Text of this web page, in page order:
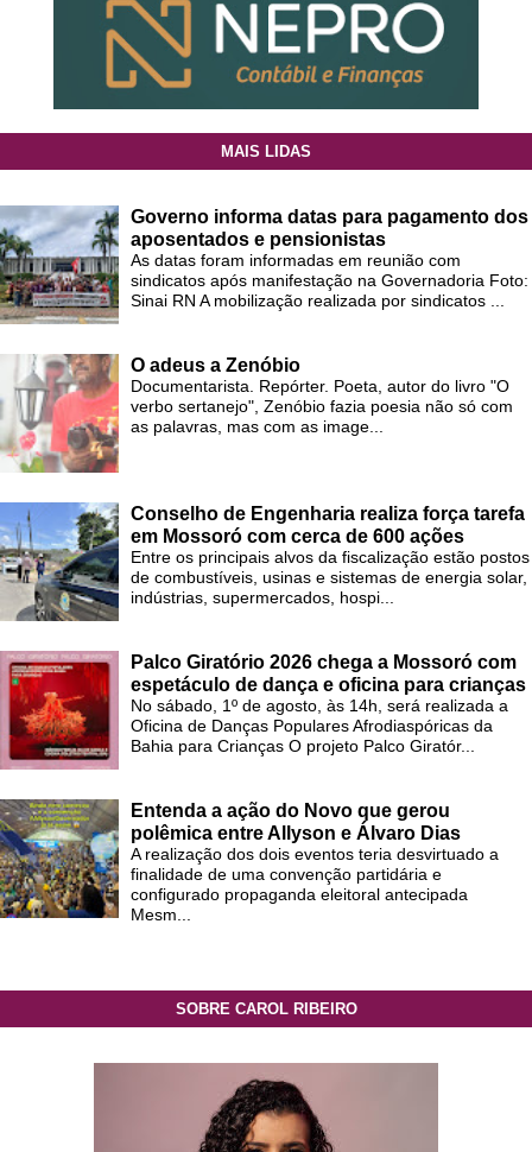
MAIS LIDAS
Governo informa datas para pagamento dos
aposentados e pensionistas
As datas foram informadas em reunião com
sindicatos após manifestação na Governadoria Foto:
Sinai RN A mobilização realizada por sindicatos ...
O adeus a Zenóbio
Documentarista. Repórter. Poeta, autor do livro "O
verbo sertanejo", Zenóbio fazia poesia não só com
as palavras, mas com as image...
Conselho de Engenharia realiza força tarefa
em Mossoró com cerca de 600 ações
Entre os principais alvos da fiscalização estão postos
de combustíveis, usinas e sistemas de energia solar,
indústrias, supermercados, hospi...
Palco Giratório 2026 chega a Mossoró com
espetáculo de dança e oficina para crianças
No sábado, 1º de agosto, às 14h, será realizada a
Oficina de Danças Populares Afrodiaspóricas da
Bahia para Crianças O projeto Palco Giratór...
Entenda a ação do Novo que gerou
polêmica entre Allyson e Álvaro Dias
A realização dos dois eventos teria desvirtuado a
finalidade de uma convenção partidária e
configurado propaganda eleitoral antecipada
Mesm...
SOBRE CAROL RIBEIRO